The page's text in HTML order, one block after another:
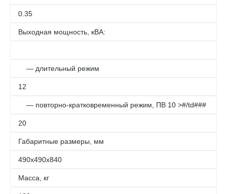
0.35
Выходная мощность, кВА:
— длительный режим
12
— повторно-кратковременный режим, ПВ 10 >#/td###
20
Габаритные размеры, мм
490х490х840
Масса, кг